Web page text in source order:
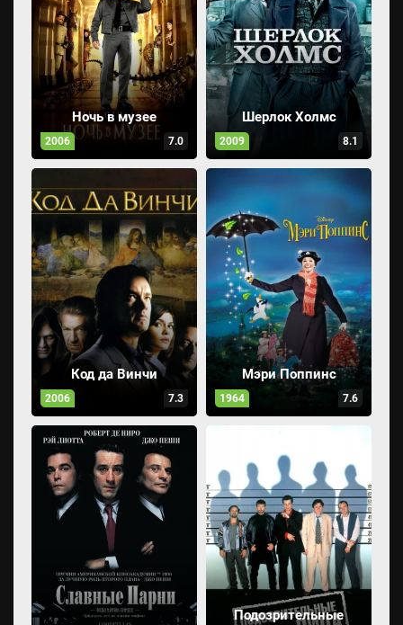
Ночь в музее
2006 7.0
Шерлок Холмс
2009 8.1
Код да Винчи
2006 7.3
Мэри Поппинс
1964 7.6
Подозрительные